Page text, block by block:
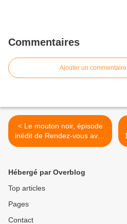
Commentaires
Ajouter un commentaire
< Le mouton noir, épisode
inédit de Rendez-vous avec
le crime, ce soir à 21h10
Hébergé par Overblog
Top articles
Pages
Contact